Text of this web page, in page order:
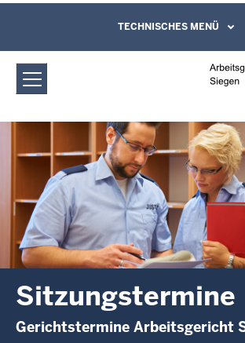
Arbeitsgericht Siegen:
Direkt zum Inhalt
Leichte Sprache,
und Kontaktformular
TECHNISCHES MENÜ
Sitzungstermine
Gerichtstermine Arbeitsgericht